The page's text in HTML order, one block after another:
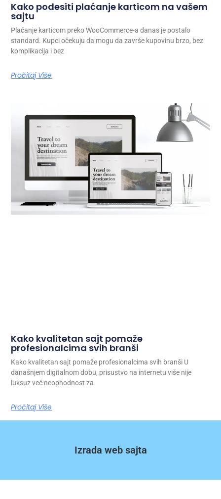
Kako podesiti plaćanje karticom na vašem
sajtu
Plaćanje karticom preko WooCommerce-a danas je postalo
standard. Kupci očekuju da mogu da završe kupovinu brzo, bez
komplikacija i bez
Pročitaj Više
Kako kvalitetan sajt pomaže
profesionalcima svih branši
Kako kvalitetan sajt pomaže profesionalcima svih branši U
današnjem digitalnom dobu, prisustvo na internetu više nije
luksuz već neophodnost za
Pročitaj Više
Izrada web sajta